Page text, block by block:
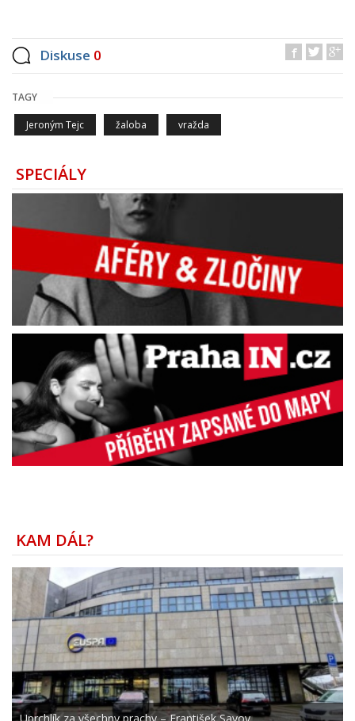
Diskuse 0
TAGY
Jeroným Tejc žaloba vražda
SPECIÁLY
KAM DÁL?